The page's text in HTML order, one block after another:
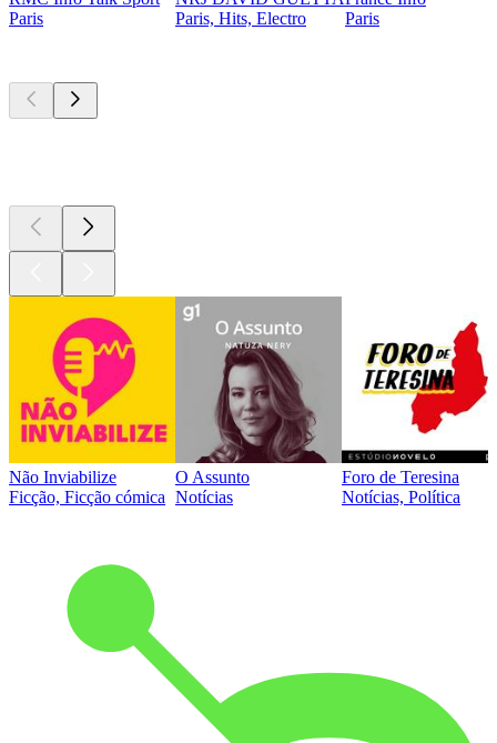
Paris
Paris, Hits, Electro
Paris
Não Inviabilize
Ficção, Ficção cómica
O Assunto
Notícias
Foro de Teresina
Notícias, Política